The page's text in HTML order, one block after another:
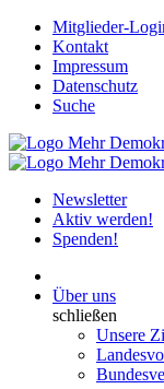
Mitglieder-
Kontakt
Impressum
Datenschutz
Suche
Newsletter
Aktiv werden!
Spenden!
Über uns
schließen
Unsere